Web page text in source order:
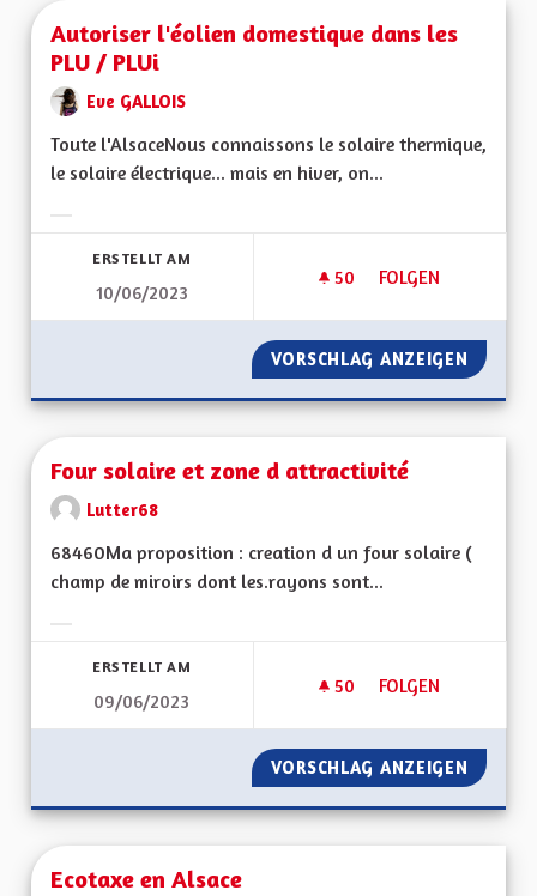
Autoriser l'éolien domestique dans les
PLU / PLUi
Eve GALLOIS
Toute l'AlsaceNous connaissons le solaire thermique,
le solaire électrique... mais en hiver, on...
ERSTELLT AM
10/06/2023
50 50 FOLLOWER
FOLGEN
AUTORISER
VORSCHLAG ANZEIGEN
Four solaire et zone d attractivité
Lutter68
68460Ma proposition : creation d un four solaire (
champ de miroirs dont les.rayons sont...
ERSTELLT AM
09/06/2023
50 50 FOLLOWER
FOLGEN
FOUR SOLAIRE ET
VORSCHLAG ANZEIGEN FOUR
Ecotaxe en Alsace